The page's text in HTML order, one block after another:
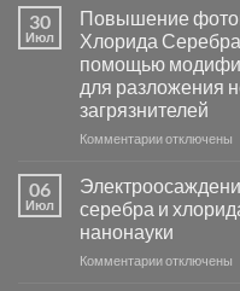
Пламенный
синтез
и
сенсоров
на
основе
группы
30
Июл
Повышение
Хлорида
помощью
для разложения
загрязнителей
Комментариик
активности
Хлорида
Серебра-
отключены
06
Июл
серебра и
нанонауки
Комментариикотключены